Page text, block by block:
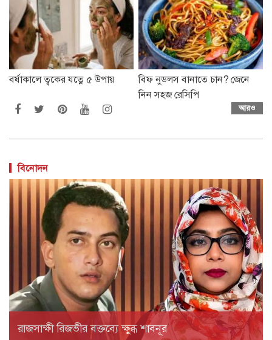
বর্ষাকালে ত্বকের যত্নে ৫ উপায়
বিফ নুডলস বানাতে চান? জেনে
নিন সহজ রেসিপি
আরও
বিনোদন
রাজসাক্ষী রিজভীর বক্তব্যে ক্ষুব্ধ শাবনূর